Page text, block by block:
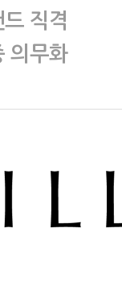
직격
의무화